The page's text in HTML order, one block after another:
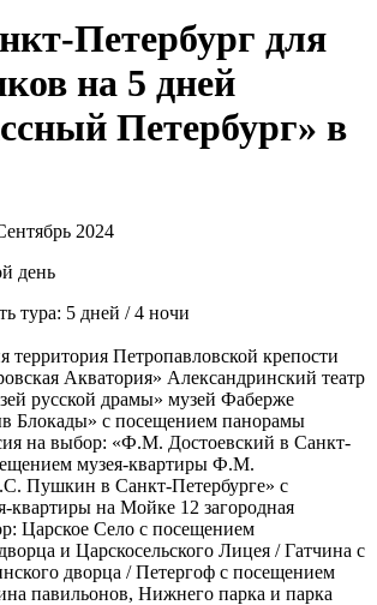
Петербург для
на 5 дней
Петербург» в
2024
день
тура: 5 дней / 4 ночи
территория Петропавловской крепости
Акватория» Александринский театр
русской драмы» музей Фаберже
Блокады» с посещением панорамы
на выбор: «Ф.М. Достоевский в Санкт-
музея-квартиры Ф.М.
Пушкин в Санкт-Петербурге» с
квартиры на Мойке 12 загородная
Царское Село с посещением
и Царскосельского Лицея / Гатчина с
дворца / Петергоф с посещением
павильонов, Нижнего парка и парка